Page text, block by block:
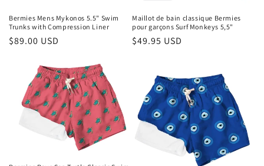
Bermies Mens Mykonos 5.5" Swim
Trunks with Compression Liner
Prix
$89.00 USD
Maillot de bain classique Bermies
pour garçons Surf Monkeys 5,5"
Prix
$49.95 USD